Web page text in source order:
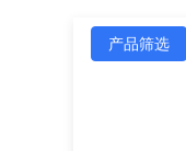
产品筛选